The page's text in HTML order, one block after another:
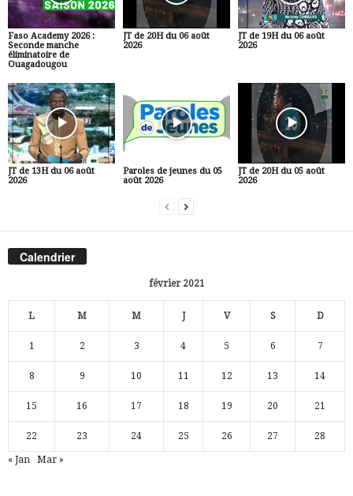
Faso Academy 2026 :
Seconde manche
éliminatoire de
Ouagadougou
JT de 20H du 06 août
2026
JT de 19H du 06 août
2026
JT de 13H du 06 août
2026
Paroles de jeunes du 05
août 2026
JT de 20H du 05 août
2026
Calendrier
février 2021
L M M J V S D
1 2 3 4 5 6 7
8 9 10 11 12 13 14
15 16 17 18 19 20 21
22 23 24 25 26 27 28
« Jan Mar »